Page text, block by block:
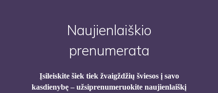
Naujienlaiškio
prenumerata
Įsileiskite šiek tiek žvaigždžių šviesos į savo
kasdienybę – užsiprenumeruokite naujienlaiškį